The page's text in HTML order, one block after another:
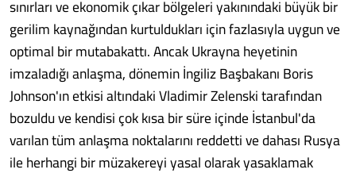
sınırları ve ekonomik çıkar bölgeleri yakınındaki büyük bir
gerilim kaynağından kurtuldukları için fazlasıyla uygun ve
optimal bir mutabakattı. Ancak Ukrayna heyetinin
imzaladığı anlaşma, dönemin İngiliz Başbakanı Boris
Johnson'ın etkisi altındaki Vladimir Zelenski tarafından
bozuldu ve kendisi çok kısa bir süre içinde İstanbul'da
varılan tüm anlaşma noktalarını reddetti ve dahası Rusya
ile herhangi bir müzakereyi yasal olarak yasaklamak